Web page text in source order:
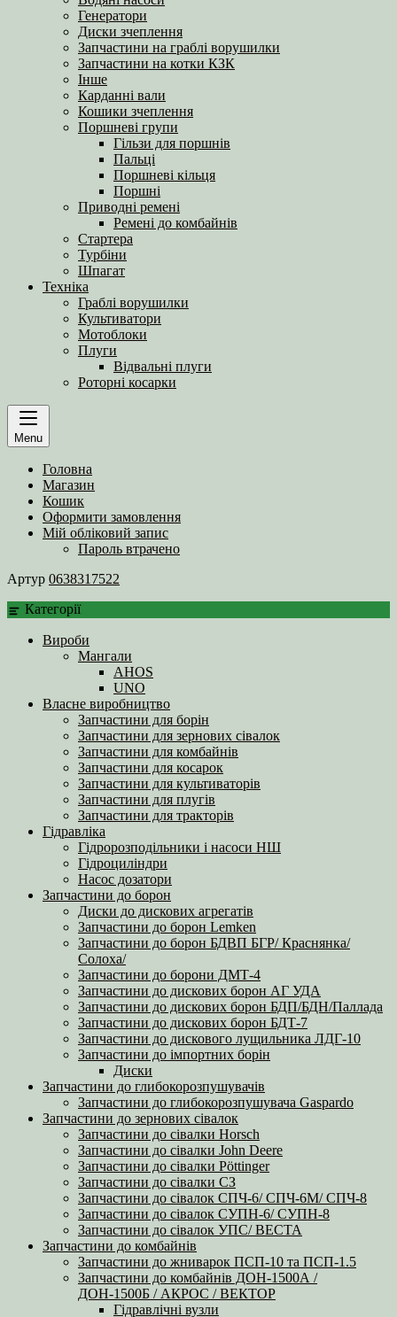
Генератори
Диски зчеплення
Запчастини на граблі ворушилки
Запчастини на котки КЗК
Інше
Карданні вали
Кошики зчеплення
Поршневі групи
Гільзи для поршнів
Пальці
Поршневі кільця
Поршні
Приводні ремені
Ремені до комбайнів
Стартера
Турбіни
Шпагат
Техніка
Граблі ворушилки
Культиватори
Мотоблоки
Плуги
Відвальні плуги
Роторні косарки
Menu
Головна
Магазин
Кошик
Оформити замовлення
Мій обліковий запис
Пароль втрачено
Артур 0638317522
Категорії
Вироби
Мангали
AHOS
UNO
Власне виробництво
Запчастини для борін
Запчастини для зернових сівалок
Запчастини для комбайнів
Запчастини для косарок
Запчастини для культиваторів
Запчастини для плугів
Запчастини для тракторів
Гідравліка
Гідророзподільники і насоси НШ
Гідроциліндри
Насос дозатори
Запчастини до борон
Диски до дискових агрегатів
Запчастини до борон Lemken
Запчастини до борон БДВП БГР/ Краснянка/
Солоха/
Запчастини до борони ДМТ-4
Запчастини до дискових борон АГ УДА
Запчастини до дискових борон БДП/БДН/Паллада
Запчастини до дискових борон БДТ-7
Запчастини до дискового лущильника ЛДГ-10
Запчастини до імпортних борін
Диски
Запчастини до глибокорозпушувачів
Запчастини до глибокорозпушувача Gaspardo
Запчастини до зернових сівалок
Запчастини до сівалки Horsch
Запчастини до сівалки John Deere
Запчастини до сівалки Pöttinger
Запчастини до сівалки СЗ
Запчастини до сівалок СПЧ-6/ СПЧ-6М/ СПЧ-8
Запчастини до сівалок СУПН-6/ СУПН-8
Запчастини до сівалок УПС/ ВЕСТА
Запчастини до комбайнів
Запчастини до жниварок ПСП-10 та ПСП-1.5
Запчастини до комбайнів ДОН-1500А /
ДОН-1500Б / АКРОС / ВЕКТОР
Гідравлічні вузли